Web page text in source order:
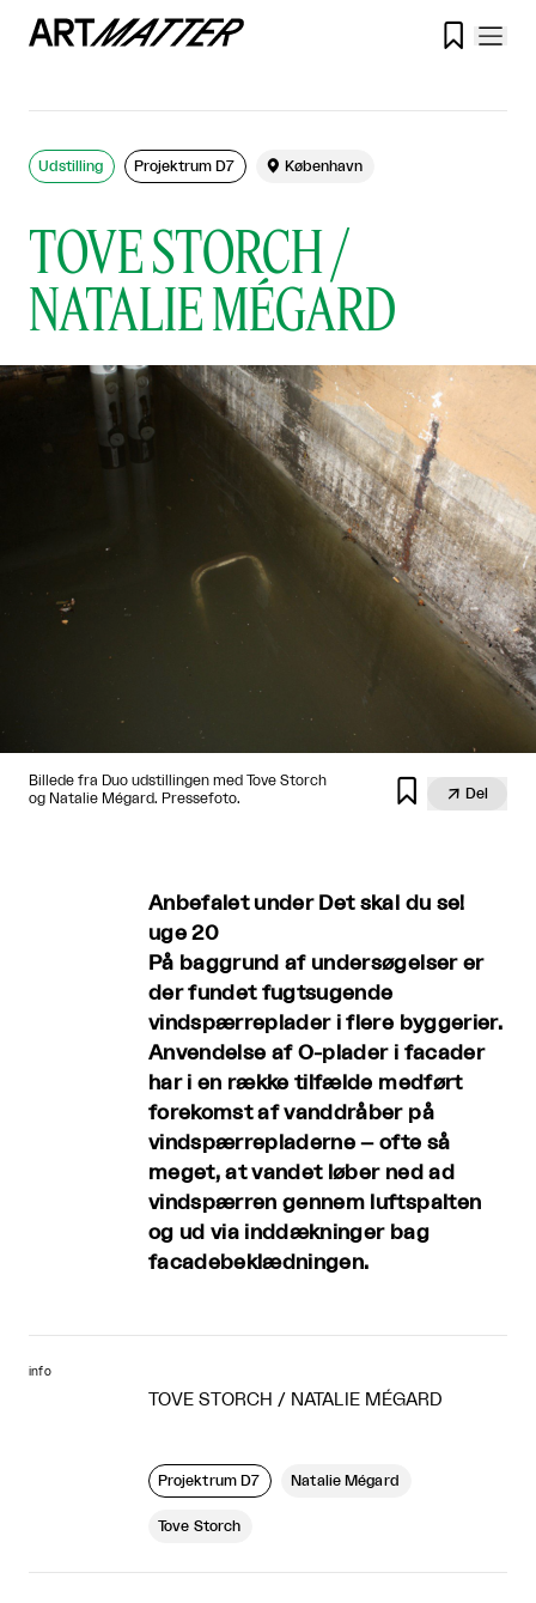

TOVE STORCH /
NATALIE MÉGARD
Udstilling Projektrum D7  København
Billede fra Duo udstillingen med Tove Storch
og Natalie Mégard. Pressefoto.
  Del
Anbefalet under Det skal du se!
uge 20
På baggrund af undersøgelser er
der fundet fugtsugende
vindspærreplader i flere byggerier.
Anvendelse af O-plader i facader
har i en række tilfælde medført
forekomst af vanddråber på
vindspærrepladerne – ofte så
meget, at vandet løber ned ad
vindspærren gennem luftspalten
og ud via inddækninger bag
facadebeklædningen.
info
TOVE STORCH / NATALIE MÉGARD
Projektrum D7 Natalie Mégard
Tove Storch